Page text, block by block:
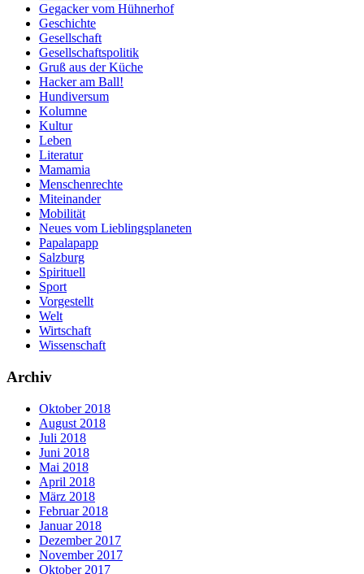
Gegacker vom Hühnerhof
Geschichte
Gesellschaft
Gesellschaftspolitik
Gruß aus der Küche
Hacker am Ball!
Hundiversum
Kolumne
Kultur
Leben
Literatur
Mamamia
Menschenrechte
Miteinander
Mobilität
Neues vom Lieblingsplaneten
Papalapapp
Salzburg
Spirituell
Sport
Vorgestellt
Welt
Wirtschaft
Wissenschaft
Archiv
Oktober 2018
August 2018
Juli 2018
Juni 2018
Mai 2018
April 2018
März 2018
Februar 2018
Januar 2018
Dezember 2017
November 2017
Oktober 2017